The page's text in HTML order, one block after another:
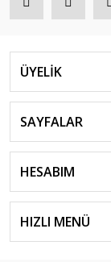
ÜYELİK
SAYFALAR
HESABIM
HIZLI MENÜ